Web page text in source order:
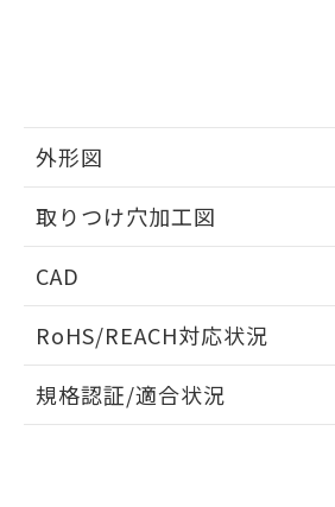
外形図
取りつけ穴加工図
CAD
ドすることができます。
ログイン/会員登
RoHS/REACH対応状況
EU RoHS 注意事項・凡例
規格認証/適合状況
※本証明書は発行日時点で非
るもので、過去に遡って非含有
また、RoHS指令のフタル酸
物質の対応では、対応完了まで
荷製品に未対応品が混在する
既に当社にて対応品への在
していることから、特段のこと
り、2022年1月12日より割愛し